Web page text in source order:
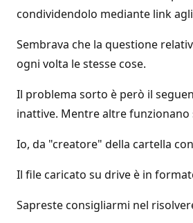
condividendolo mediante link
Sembrava che la questione
ogni volta le stesse cose.
Il problema sorto è però il
inattive. Mentre altre funzionano
Io, da "creatore" della cartella
Il file caricato su drive è in
Sapreste consigliarmi nel